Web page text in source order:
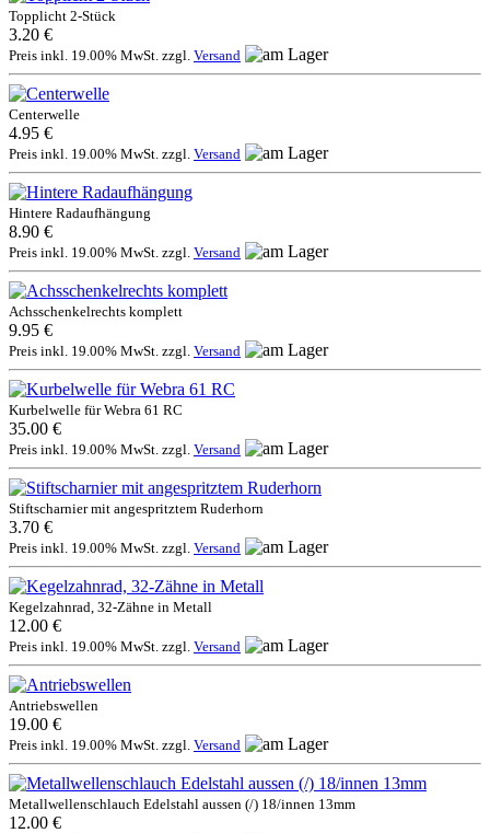
Topplicht 2-Stück
3.20 €
Preis inkl. 19.00% MwSt. zzgl. Versand
Centerwelle
4.95 €
Preis inkl. 19.00% MwSt. zzgl. Versand
Hintere Radaufhängung
8.90 €
Preis inkl. 19.00% MwSt. zzgl. Versand
Achsschenkelrechts komplett
9.95 €
Preis inkl. 19.00% MwSt. zzgl. Versand
Kurbelwelle für Webra 61 RC
35.00 €
Preis inkl. 19.00% MwSt. zzgl. Versand
Stiftscharnier mit angespritztem Ruderhorn
3.70 €
Preis inkl. 19.00% MwSt. zzgl. Versand
Kegelzahnrad, 32-Zähne in Metall
12.00 €
Preis inkl. 19.00% MwSt. zzgl. Versand
Antriebswellen
19.00 €
Preis inkl. 19.00% MwSt. zzgl. Versand
Metallwellenschlauch Edelstahl aussen (/) 18/innen 13mm
12.00 €